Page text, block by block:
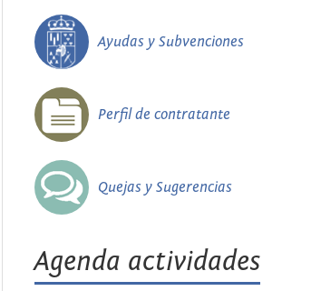
Ayudas y Subvenciones
Perfil de contratante
Quejas y Sugerencias
Agenda actividades